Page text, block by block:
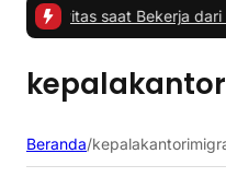
saat Bekerja dari Rumah
Beranda/